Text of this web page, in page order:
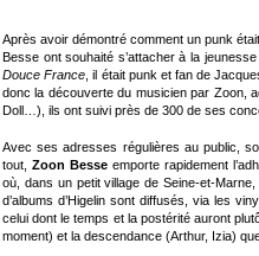
Après avoir démontré comment un punk
Besse ont souhaité s’attacher à la
Douce France , il était punk et fan de
donc la découverte du musicien par Zoon,
Doll…), ils ont suivi près de 300 de ses
Avec ses adresses régulières au public,
tout,Zoon Besse emporte rapidement
où, dans un petit village de Seine-et-
d’albums d’Higelin sont diffusés, via les
celui dont le temps et la postérité auront
moment) et la descendance (Arthur, Izia)